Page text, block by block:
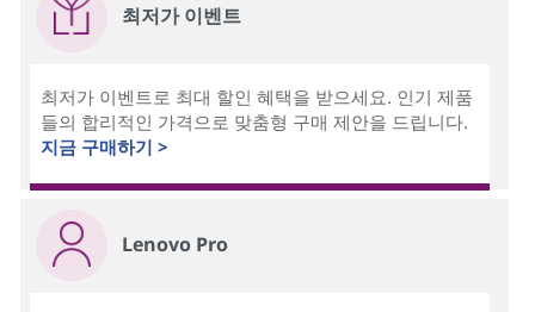
최저가 이벤트
최저가 이벤트로 최대 할인 혜택을 받으세요. 인기 제품
들의 합리적인 가격으로 맞춤형 구매 제안을 드립니다.
지금 구매하기 >
Lenovo Pro